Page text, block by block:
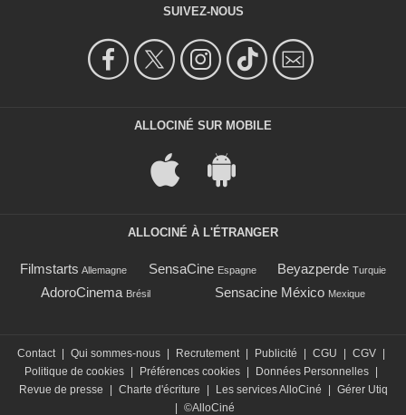
SUIVEZ-NOUS
ALLOCINÉ SUR MOBILE
ALLOCINÉ À L'ÉTRANGER
Filmstarts Allemagne SensaCine Espagne Beyazperde Turquie
AdoroCinema Brésil Sensacine México Mexique
Contact | Qui sommes-nous | Recrutement | Publicité | CGU | CGV |
Politique de cookies | Préférences cookies | Données Personnelles |
Revue de presse
| Charte d'écriture | Les services AlloCiné | Gérer Utiq
| ©AlloCiné